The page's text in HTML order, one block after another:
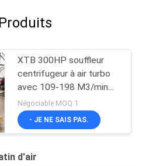
XTB 300HP souffleur
centrifugeur à air turbo
avec 109-198 M3/min
débit et 1480kg
Négociable MOQ:1
- JE NE SAIS PAS.
d'air